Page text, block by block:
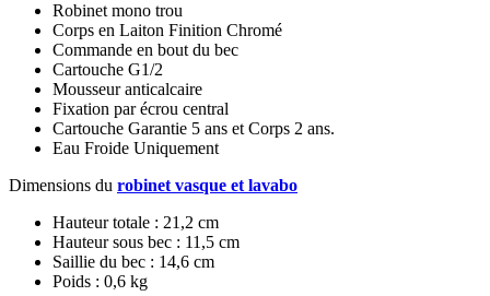
Robinet mono trou
Corps en Laiton Finition Chromé
Commande en bout du bec
Cartouche G1/2
Mousseur anticalcaire
Fixation par écrou central
Cartouche Garantie 5 ans et Corps 2 ans.
Eau Froide Uniquement
Dimensions du robinet vasque et lavabo
Hauteur totale : 21,2 cm
Hauteur sous bec : 11,5 cm
Saillie du bec : 14,6 cm
Poids : 0,6 kg